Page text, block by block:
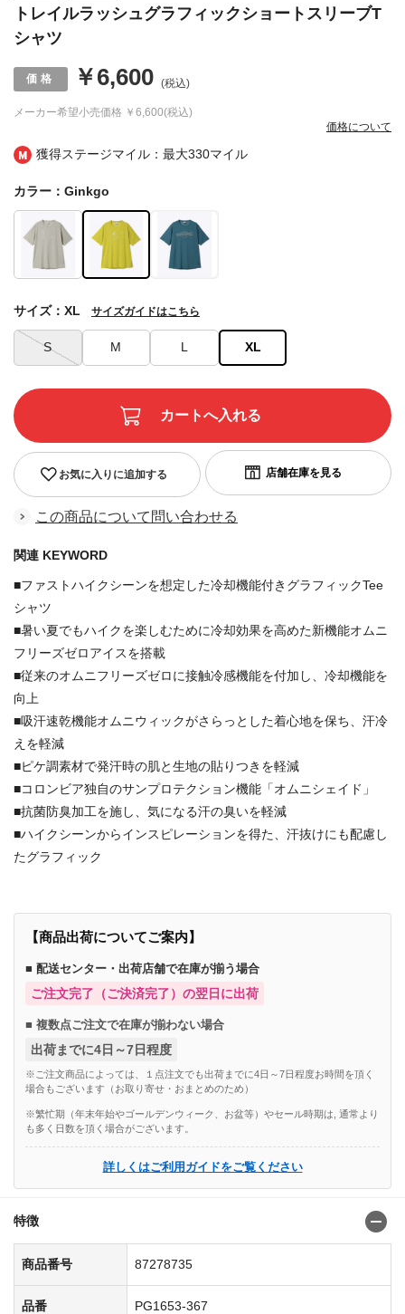
獲得ステージマイル：最大330マイル
トレイルラッシュグラフィックショートスリーブT
シャツ
メーカー希望小売価格 ￥6,600(税込)
￥6,600 (税込)
価格について
カラー：Ginkgo
S M L XL
サイズ：XL サイズガイドはこちら
お気に入りに追加する
この商品について問い合わせる
関連 KEYWORD
■ファストハイクシーンを想定した冷却機能付きグラフィックTee
シャツ
■暑い夏でもハイクを楽しむために冷却効果を高めた新機能オムニ
フリーズゼロアイスを搭載
■従来のオムニフリーズゼロに接触冷感機能を付加し、冷却機能を
向上
■吸汗速乾機能オムニウィックがさらっとした着心地を保ち、汗冷
えを軽減
■ピケ調素材で発汗時の肌と生地の貼りつきを軽減
■コロンビア独自のサンプロテクション機能「オムニシェイド」
■抗菌防臭加工を施し、気になる汗の臭いを軽減
■ハイクシーンからインスピレーションを得た、汗抜けにも配慮し
たグラフィック
【商品出荷についてご案内】
■ 配送センター・出荷店舗で在庫が揃う場合
ご注文完了（ご決済完了）の翌日に出荷
■ 複数点ご注文で在庫が揃わない場合
出荷までに4日～7日程度
※ご注文商品によっては、１点注文でも出荷までに4日～7日程度お時間を頂く
場合もございます（お取り寄せ・おまとめのため）
※繁忙期（年末年始やゴールデンウィーク、お盆等）やセール時期は, 通常より
も多く日数を頂く場合がございます。
詳しくはご利用ガイドをご覧ください
特徴
商品番号 87278735
品番 PG1653-367